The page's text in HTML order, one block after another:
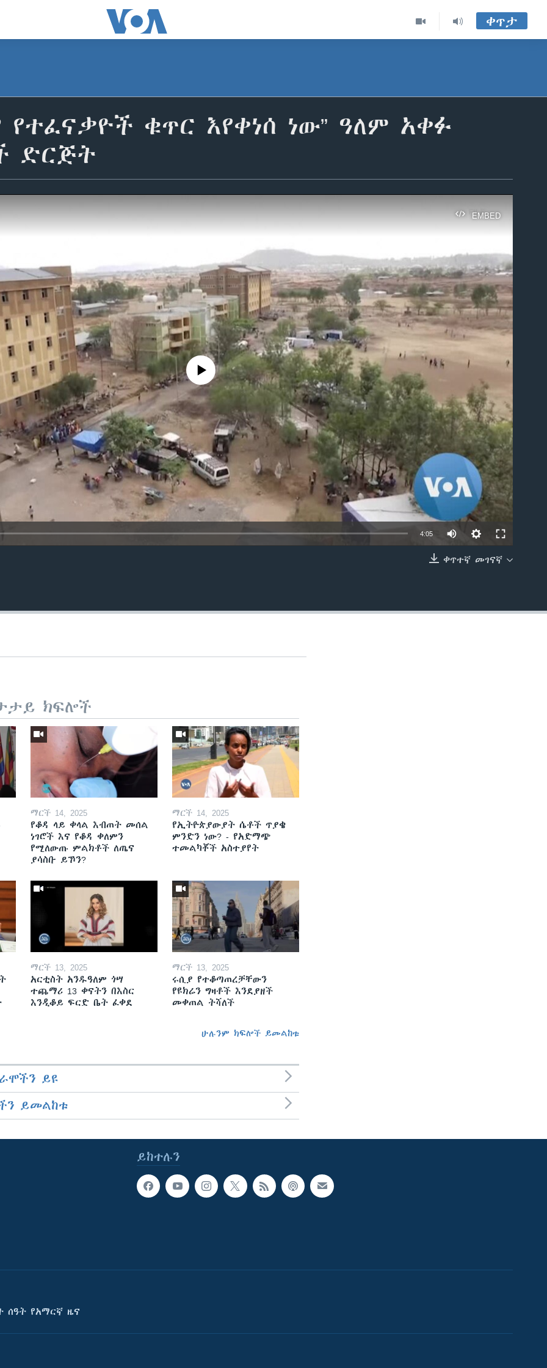
ቀጥታ
የተፈናቃዮች ቁጥር እየቀነሰ ነው” ዓለም አቀፉ
ድርጅት
EMBED
EMBED
No media source currently available
4:05
ቀጥተኛ መገናኛ
ክፍሎች
ማርች 14, 2025
የቆዳ ላይ ቀላል እብጠት መሰል
ነገሮች እና የቆዳ ቀለምን
የሚለውጡ ምልክቶች ለጤና
ያሳስቡ ይኾን?
ማርች 14, 2025
የኢትዮጵያውያት ሴቶች ጥያቄ
ምንድን ነው? - የአድማጭ
ተመልካቾች አስተያየት
ማርች 13, 2025
አርቲስት አንዱዓለም ጎሣ
ተጨማሪ 13 ቀናትን በእስር
እንዲቆይ ፍርድ ቤት ፈቀደ
ማርች 13, 2025
ሩሲያ የተቆጣጠረቻቸውን
የዩክሬን ግዛቶች እንደያዘች
መቀጠል ትሻለች
ሁሉንም ክፍሎች ይመልከቱ
ይዩ
ይመልከቱ
ይከተሉን
ሰዓት የአማርኛ ዜና